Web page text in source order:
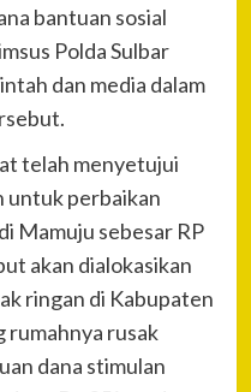
bantuan sosial
Polda Sulbar
dan media dalam
telah menyetujui
untuk perbaikan
Mamuju sebesar RP
akan dialokasikan
ringan di Kabupaten
rumahnya rusak
dana stimulan